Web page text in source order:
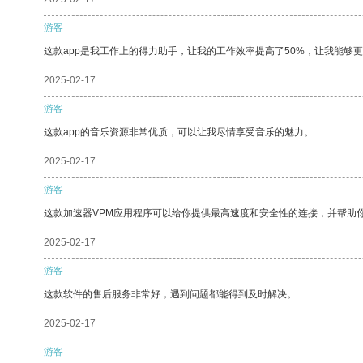
游客
这款app是我工作上的得力助手，让我的工作效率提高了50%，让我能够
2025-02-17
游客
这款app的音乐资源非常优质，可以让我尽情享受音乐的魅力。
2025-02-17
游客
这款加速器VPM应用程序可以给你提供最高速度和安全性的连接，并帮助
2025-02-17
游客
这款软件的售后服务非常好，遇到问题都能得到及时解决。
2025-02-17
游客